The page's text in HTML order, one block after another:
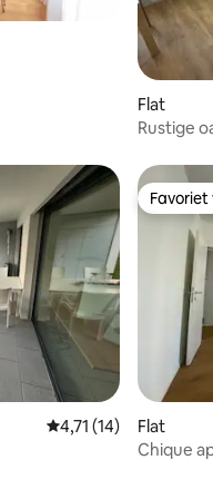
Flat
Rustige
Gemiddelde
4,71 (14)
Flat
Chique